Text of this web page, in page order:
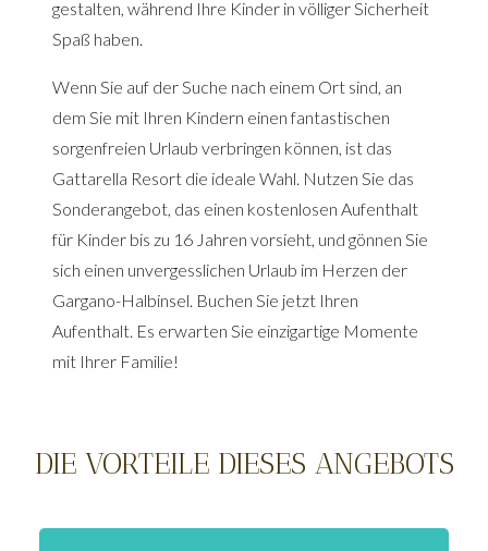
gestalten, während Ihre Kinder in völliger Sicherheit
Spaß haben.
Wenn Sie auf der Suche nach einem Ort sind, an
dem Sie mit Ihren Kindern einen fantastischen
sorgenfreien Urlaub verbringen können, ist das
Gattarella Resort die ideale Wahl. Nutzen Sie das
Sonderangebot, das einen kostenlosen Aufenthalt
für Kinder bis zu 16 Jahren vorsieht, und gönnen Sie
sich einen unvergesslichen Urlaub im Herzen der
Gargano-Halbinsel. Buchen Sie jetzt Ihren
Aufenthalt. Es erwarten Sie einzigartige Momente
mit Ihrer Familie!
DIE VORTEILE DIESES ANGEBOTS